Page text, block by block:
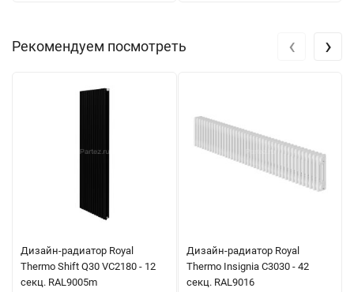
Рекомендуем посмотреть
Дизайн-радиатор Royal
Thermo Shift Q30 VC2180 - 12
секц. RAL9005m
Дизайн-радиатор Royal
Thermo Insignia C3030 - 42
секц. RAL9016
‹ ›